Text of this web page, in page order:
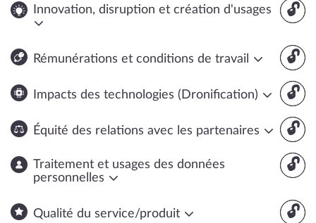
🔓
Innovation, disruption et création d'usages
🔓
Rémunérations et conditions de travail
🔓
Impacts des technologies (Dronification)
🔓
Équité des relations avec les partenaires
🔓
Traitement et usages des données
personnelles
🔓
Qualité du service/produit